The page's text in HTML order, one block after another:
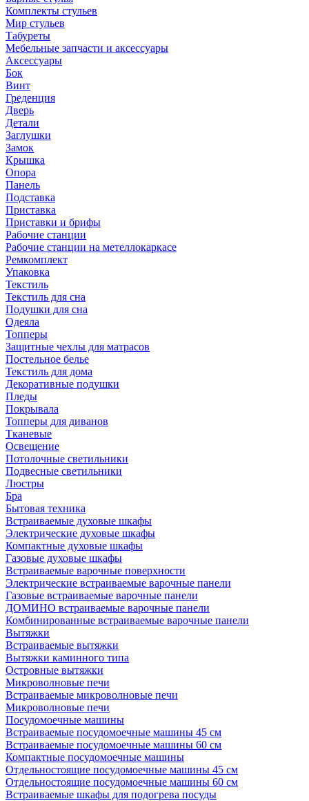
Комплекты стульев
Мир стульев
Табуреты
Мебельные запчасти и аксессуары
Аксессуары
Бок
Винт
Греденция
Дверь
Детали
Заглушки
Замок
Крышка
Опора
Панель
Подставка
Приставка
Приставки и брифы
Рабочие станции
Рабочие станции на метеллокаркасе
Ремкомплект
Упаковка
Текстиль
Текстиль для сна
Подушки для сна
Одеяла
Топперы
Защитные чехлы для матрасов
Постельное белье
Текстиль для дома
Декоративные подушки
Пледы
Покрывала
Топперы для диванов
Тканевые
Освещение
Потолочные светильники
Подвесные светильники
Люстры
Бра
Бытовая техника
Встраиваемые духовые шкафы
Электрические духовые шкафы
Компактные духовые шкафы
Газовые духовые шкафы
Встраиваемые варочные поверхности
Электрические встраиваемые варочные панели
Газовые встраиваемые варочные панели
ДОМИНО встраиваемые варочные панели
Комбинированные встраиваемые варочные панели
Вытяжки
Встраиваемые вытяжки
Вытяжки каминного типа
Островные вытяжки
Микроволновые печи
Встраиваемые микроволновые печи
Микроволновые печи
Посудомоечные машины
Встраиваемые посудомоечные машины 45 см
Встраиваемые посудомоечные машины 60 см
Компактные посудомоечные машины
Отдельностоящие посудомоечные машины 45 см
Отдельностоящие посудомоечные машины 60 см
Встраиваемые шкафы для подогрева посуды